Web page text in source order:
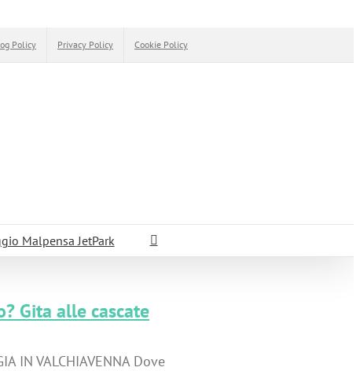
Policy Privacy Policy Cookie Policy
Malpensa JetPark
Gita alle cascate
IN VALCHIAVENNA Dove